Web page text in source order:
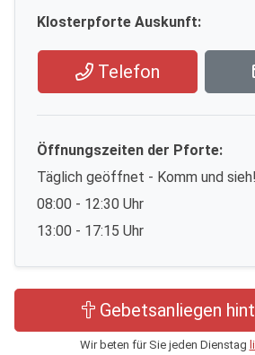
Klosterpforte Auskunft:
Telefon
Öffnungszeiten der Pforte:
Täglich geöffnet - Komm und sieh!
08:00 - 12:30 Uhr
13:00 - 17:15 Uhr
Gebetsanliegen
Wir beten für Sie jeden Dienstag